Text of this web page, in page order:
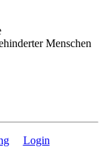
Menschen
Login